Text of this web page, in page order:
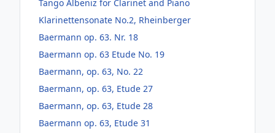
Tango Albeniz for Clarinet and Piano
Klarinettensonate No.2, Rheinberger
Baermann op. 63. Nr. 18
Baermann op. 63 Etude No. 19
Baermann, op. 63, No. 22
Baermann, op. 63, Etude 27
Baermann, op. 63, Etude 28
Baermann op. 63, Etude 31